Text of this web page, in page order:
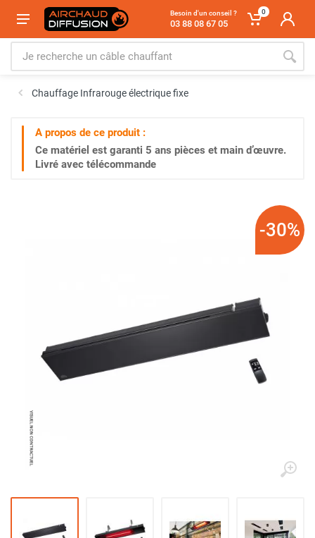
Besoin d'un conseil ?
03 88 08 67 05
0
Chauffage Infrarouge électrique fixe
A propos de ce produit :
Ce matériel est garanti 5 ans pièces et main d’œuvre.
Livré avec télécommande
-30%